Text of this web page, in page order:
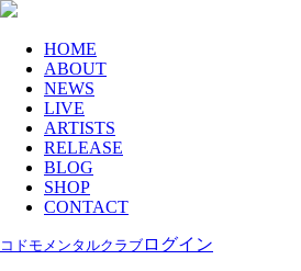
HOME
ABOUT
NEWS
LIVE
ARTISTS
RELEASE
BLOG
SHOP
CONTACT
コドモメンタルクラブ ログイン